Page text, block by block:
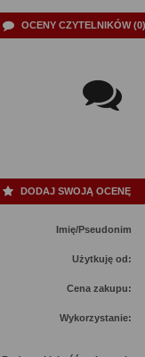
OCENY CZYTELNIKÓW (0)
DODAJ SWOJĄ OCENĘ
Imię/Pseudonim
Użytkuję od:
Cena zakupu:
Wykorzystanie: